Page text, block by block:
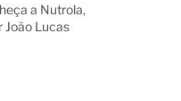
a Nutrola,
João Lucas